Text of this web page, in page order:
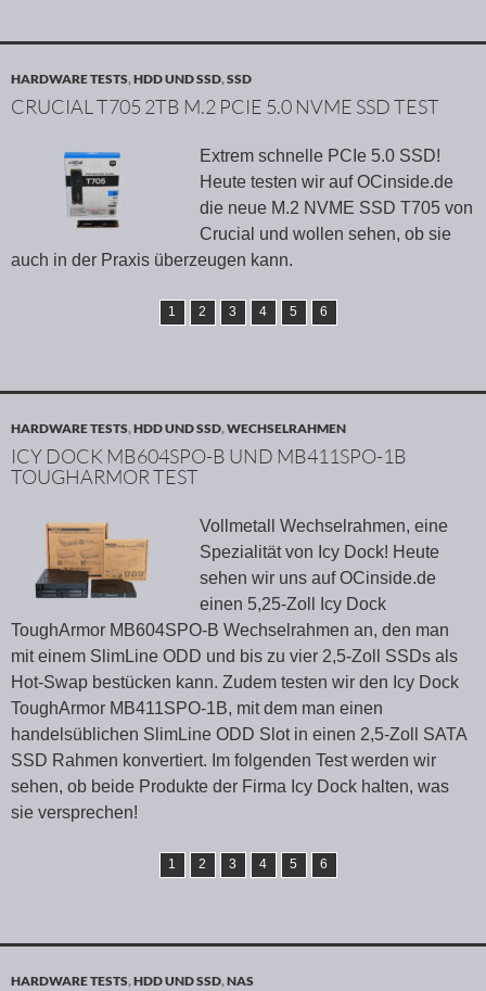
HARDWARE TESTS,HDD UND SSD,SSD
CRUCIAL T705 2TB M.2 PCIE 5.0 NVME SSD TEST
Extrem schnelle PCIe 5.0 SSD!
Heute testen wir auf OCinside.de
die neue M.2 NVME SSD T705 von
Crucial und wollen sehen, ob sie
auch in der Praxis überzeugen kann.
1 2 3 4 5 6
HARDWARE TESTS,HDD UND SSD,WECHSELRAHMEN
ICY DOCK MB604SPO-B UND MB411SPO-1B
TOUGHARMOR TEST
Vollmetall Wechselrahmen, eine
Spezialität von Icy Dock! Heute
sehen wir uns auf OCinside.de
einen 5,25-Zoll Icy Dock
ToughArmor MB604SPO-B Wechselrahmen an, den man
mit einem SlimLine ODD und bis zu vier 2,5-Zoll SSDs als
Hot-Swap bestücken kann. Zudem testen wir den Icy Dock
ToughArmor MB411SPO-1B, mit dem man einen
handelsüblichen SlimLine ODD Slot in einen 2,5-Zoll SATA
SSD Rahmen konvertiert. Im folgenden Test werden wir
sehen, ob beide Produkte der Firma Icy Dock halten, was
sie versprechen!
1 2 3 4 5 6
HARDWARE TESTS,HDD UND SSD,NAS